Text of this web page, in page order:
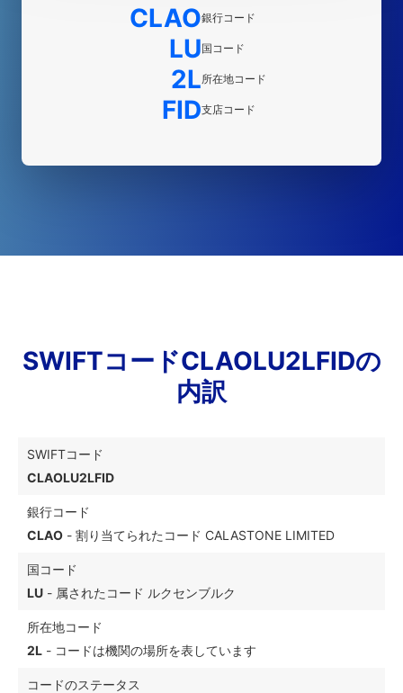
CLAO銀行コード
LU国コード
2L所在地コード
FID支店コード
SWIFTコードCLAOLU2LFIDの
内訳
SWIFTコード
CLAOLU2LFID
銀行コード
CLAO - 割り当てられたコード CALASTONE LIMITED
国コード
LU - 属されたコード ルクセンブルク
所在地コード
2L - コードは機関の場所を表しています
コードのステータス